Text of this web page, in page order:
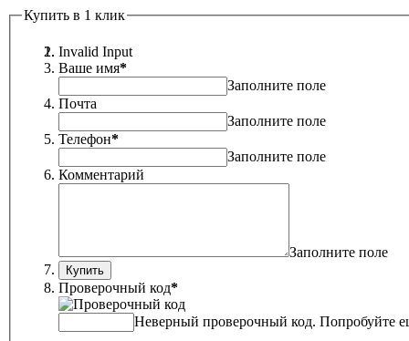
Купить в 1 клик
Invalid Input
Ваше имя*
Заполните поле
Почта
Заполните поле
Телефон*
Заполните поле
Комментарий
Заполните поле
Проверочный код*
Неверный проверочный код. Попробуйте